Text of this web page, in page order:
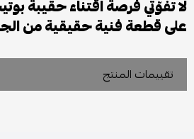
لا تفوّتي فرصة اقتناء حقيبة
على قطعة فنية حقيقية من
تقييمات المنتج